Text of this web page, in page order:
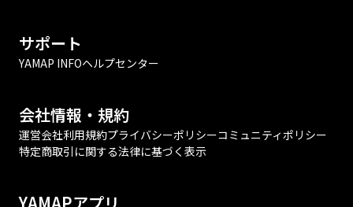
サポート
YAMAP INFOヘルプセンター
会社情報・規約
運営会社利用規約プライバシーポリシーコミュニティポリシー
特定商取引に関する法律に基づく表示